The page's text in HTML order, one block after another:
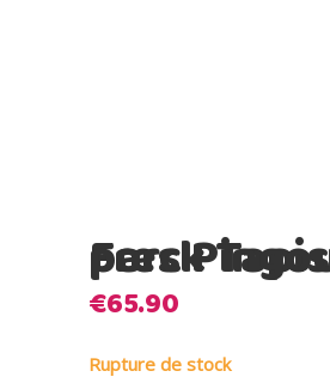
Fresk Tapis de parc
€65.90
Rupture de stock